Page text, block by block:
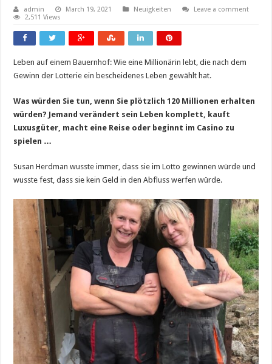
admin March 19, 2021 Neuigkeiten
Leave a comment
2,511 Views
Leben auf einem Bauernhof: Wie eine Millionärin lebt, die nach dem
Gewinn der Lotterie ein bescheidenes Leben gewählt hat.
Was würden Sie tun, wenn Sie plötzlich 120 Millionen erhalten
würden? Jemand verändert sein Leben komplett, kauft
Luxusgüter, macht eine Reise oder beginnt im Casino zu
spielen …
Susan Herdman wusste immer, dass sie im Lotto gewinnen würde und
wusste fest, dass sie kein Geld in den Abfluss werfen würde.